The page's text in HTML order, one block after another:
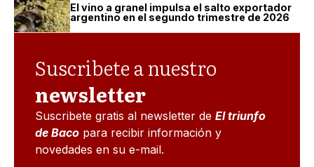
El vino a granel impulsa el salto exportador
argentino en el segundo trimestre de 2026
Suscribete a nuestro
newsletter
Suscribete gratis al newsletter de El triunfo
de Baco para recibir información y
novedades en su e-mail.